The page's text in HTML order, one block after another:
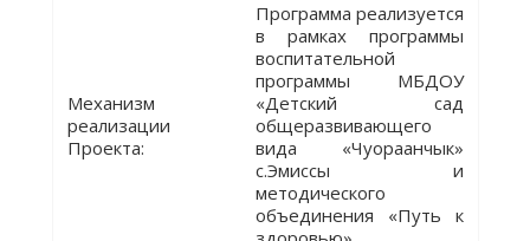
Механизм
реализации
Проекта:
Программа реализуется
в рамках программы
воспитательной
программы МБДОУ
«Детский сад
общеразвивающего
вида «Чуораанчык»
с.Эмиссы и
методического
объединения «Путь к